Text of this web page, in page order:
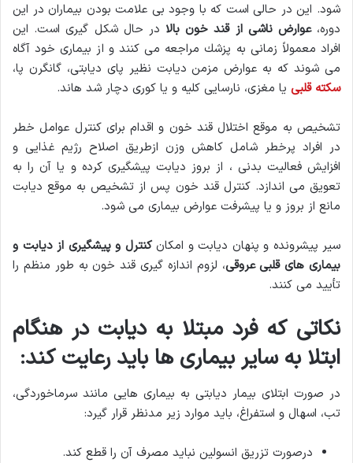
شود. این در حالی است كه با وجود بی علامت بودن بیماران در این
دوره،عوارض ناشی از قند خون بالا در حال شكل گیری است. این
افراد معمولاً زمانی به پزشك مراجعه می كنند و از بیماری خود آگاه
می شوند كه به عوارض مزمن دیابت نظیر پای دیابتی، گانگرن پا،
سكته قلبی یا مغزی، نارسایی كلیه و یا كوری دچار شد هاند.
تشخیص به موقع اختلال قند خون و اقدام برای كنترل عوامل خطر
در افراد پرخطر شامل كاهش وزن ازطریق اصلاح رژیم غذایی و
افزایش فعالیت بدنی ، از بروز دیابت پیشگیری كرده و یا آن را به
تعویق می اندازد. كنترل قند خون پس از تشخیص به موقع دیابت
مانع از بروز و یا پیشرفت عوارض بیماری می شود.
سیر پیشرونده و پنهان دیابت و امكانكنترل و پیشگیری از دیابت و
بیماری های قلبی عروقی، لزوم اندازه گیری قند خون به طور منظم را
تأیید می كنند.
نكاتی كه فرد مبتلا به دیابت در هنگام
ابتلا به سایر بیماری ها باید رعایت كند:
در صورت ابتلای بیمار دیابتی به بیماری هایی مانند سرماخوردگی،
تب، اسهال و استفراغ، باید موارد زیر مدنظر قرار گیرد:
درصورت تزریق انسولین نباید مصرف آن را قطع كند.